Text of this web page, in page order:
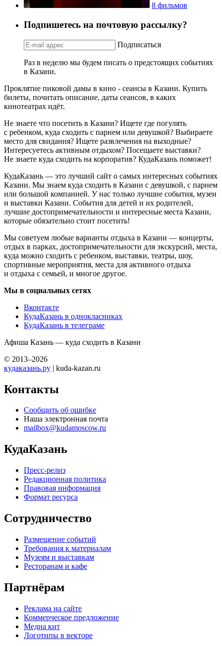
8 фильмов
Подпишетесь на почтовую рассылку?
Подписаться
Раз в неделю мы будем писать о предстоящих событиях
в Казани.
Проклятие пиковой дамы в кино - сеансы в Казани. Купить
билеты, почитать описание, даты сеансов, в каких
кинотеатрах идёт.
Не знаете что посетить в Казани? Ищете где погулять
с ребенком, куда сходить с парнем или девушкой? Выбираете
место для свидания? Ищете развлечения на выходные?
Интересуетесь активным отдыхом? Посещаете выставки?
Не знаете куда сходить на корпоратив? КудаКазань поможет!
КудаКазань — это лучший сайт о самых интересных событиях
Казани. Мы знаем куда сходить в Казани с девушкой, с парнем
или большой компанией. У нас только лучшие события, музеи
и выставки Казани. События для детей и их родителей,
лучшие достопримечательности и интересные места Казани,
которые обязательно стоит посетить!
Мы советуем любые варианты отдыха в Казани — концерты,
отдых в парках, достопримечательности для экскурсий, места,
куда можно сходить с ребенком, выставки, театры, шоу,
спортивные мероприятия, места для активного отдыха
и отдыха с семьей, и многое другое.
Мы в социальных сетях
Вконтакте
КудаКазань в однокласниках
КудаКазань в телеграме
Афиша Казань — куда сходить в Казани
© 2013–2026
кудаказань.ру | kuda-kazan.ru
Контакты
Сообщить об ошибке
Наша электронная почта
mailbox@kudamoscow.ru
КудаКазань
Пресс-релиз
Редакционная политика
Правовая информация
Формат ресурса
Сотрудничество
Размещение событий
Требования к материалам
Музеям и выставкам
Ресторанам и кафе
Партнёрам
Реклама на сайте
Коммерческое предложение
Медиа кит
Логотипы в векторе